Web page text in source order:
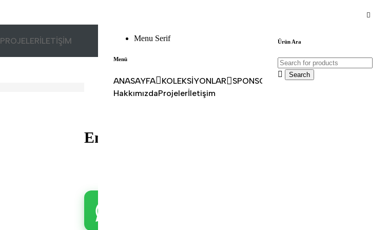
İletişim
PROJELERİLETİŞİM
Emmi Berjer
Menu Serif
Menü
ANASAYFA KOLEKSİYONLAR SPONSORLUKLARPROJELER
HakkımızdaProjelerİletişim
Ürün Ara